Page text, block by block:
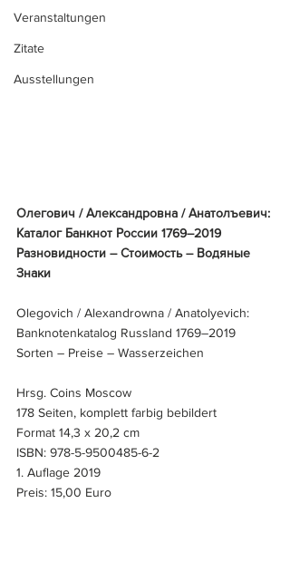
Veranstaltungen
Zitate
Ausstellungen
Олегович / Александровна / Анатолъевич:
Каталог Банкнот России 1769–2019
Разновидности – Стоимость – Водяные
Знаки
Olegovich / Alexandrowna / Anatolyevich:
Banknotenkatalog Russland 1769–2019
Sorten – Preise – Wasserzeichen
Hrsg. Coins Moscow
178 Seiten, komplett farbig bebildert
Format 14,3 x 20,2 cm
ISBN: 978-5-9500485-6-2
1. Auflage 2019
Preis: 15,00 Euro